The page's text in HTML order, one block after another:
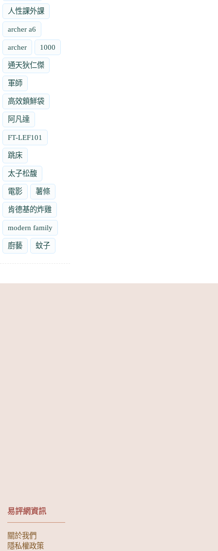
人性課外課
archer a6
archer 1000
通天狄仁傑
軍師
高效鎖鮮袋
阿凡達
FT-LEF101
跳床
太子松馥
電影 薯條
肯德基的炸雞
modern family
廚藝 蚊子
易評網資訊
關於我們
隱私權政策